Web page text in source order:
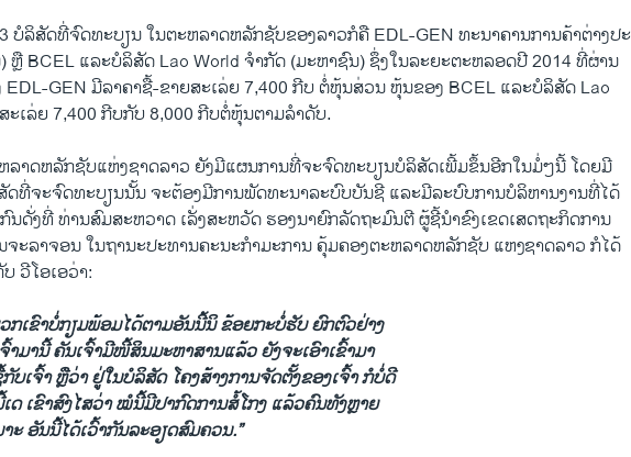
ບໍລິສັດ​ທີ່​ຈົດ​ທະບຽນ ​ໃນ​ຕະຫລາດ​ຫລັກ​ຊັບຂອງ​ລາວ​ກໍ​ຄື EDL-GEN ທະນາຄານ​ການ​ຄ້າ​ຕ່າງປະ​
ຫຼື BCEL ​ແລະ​ບໍລິສັດ Lao World ຈຳກັດ (ມະຫາຊົນ) ຊຶ່ງ​ໃນ​ລະຍະ​ຕະຫລອດ​ປີ 2014 ທີ່​ຜ່ານ​
GEN ມີ​ລາຄາ​ຊື້-ຂາຍສະ​ເລ່ຍ 7,400 ກີບ ຕໍ່​ຫຸ້ນ​ສ່ວນ ຫຸ້ນຂອງ BCEL ​ແລະ​ບໍລິສັດ Lao
ະ​ເລ່ຍ 7,400 ກີບ​ກັບ 8,000 ກີບ​ຕໍ່​ຫຸ້ນ​ຕາມ​ລຳດັບ.
ລາດ​ຫລັກ​ຊັບ​ແຫ່ງ​ຊາດ​ລາວ ຍັງ​ມີ​ແຜນການ​ທີ່​ຈະ​ຈົດ​ທະບຽນ​ບໍລິສັດ​ເພີ້​ມຂຶ້ນອີກ​ໃນ​ມໍ່ໆ​ນີ້ ​ໂດຍ​ມີ​
ດ​ທີ່​ຈະ​ຈົດ​ທະບຽນ​ນັ້ນ ຈະ​ຕ້ອງ​ມີ​ການ​ພັດທະນາ​ລະບົບ​ບັນຊີ ​ແລະ​ມີ​ລະບົບ​ການ​ບໍລິຫານງານ​ທີ່​ໄດ້​
ນ​ດັ່ງ​ທີ່ ທ່ານ​ສົມສະຫວາດ​ ​ເລັ່ງສະຫວັດ ຮອງ​ນາຍົກລັດຖະມົນຕີ ຜູ້​ຊີ້​ນຳ​ຂົງ​ເຂດ​ເສດຖະກິດ​ການ
ະລາຈອນ ໃນຖານະປະທານຄະນະກຳມະການ ຄຸ້ມຄອງຕະຫລາດຫລັກຊັບ ແຫງຊາດລາວ ກໍໄດ້
ວີໂອເອວ່າ:
ກເຂົາບໍ່ກຽມພ້ອມໄດ້ຕາມອັນນີ້ນິ ຂ້ອຍກະບໍ່ຮັບ ຍົກຕົວຢ່າງ
ມານີ້ ຄັນເຈົ້າມີໜີ້ສິນມະຫາສານແລ້ວ ຍັງຈະເອົາເຂົ້າມາ
ບເຈົ້າ ຫຼືວ່າ ຢູ່ໃນບໍລິສັດ ໂຄງສ້າງການຈັດຕັ້ງຂອງເຈົ້າ ກໍບໍ່ດີ
ດ ເຂົາສົງໄສວ່າ ໝໍນີ້ມີປາກົດການສໍ້ໂກງ ແລ້ວຄົນທັງຫຼາຍ
ະ ອັນນີ້ໄດ້ເວົ້າກັນລະອຽດສົມຄວນ.”